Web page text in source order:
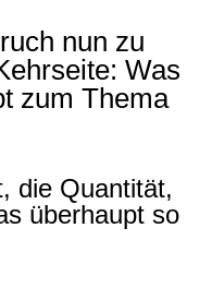
nun zu
Was
zum Thema
die Quantität,
überhaupt so